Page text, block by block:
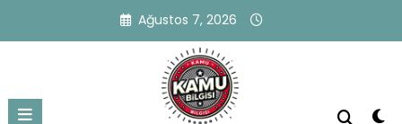
Ağustos 7, 2026